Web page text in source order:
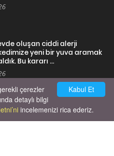
oluşan ciddi alerji
yeni bir yuva aramak
Bu kararı ...
Kabul Et
çerezler
detaylı bilgi
incelemenizi rica ederiz.